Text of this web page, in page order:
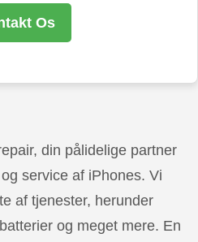
Os
din pålidelige partner
service af iPhones. Vi
af tjenester, herunder
og meget mere. En